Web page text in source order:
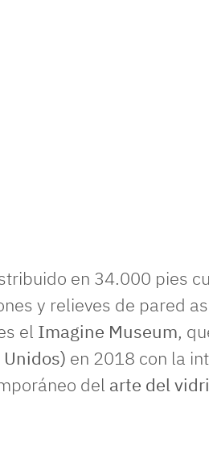
en 34.000 pies
y relieves de pared
el Imagine Museum,
en 2018 con la
del arte del